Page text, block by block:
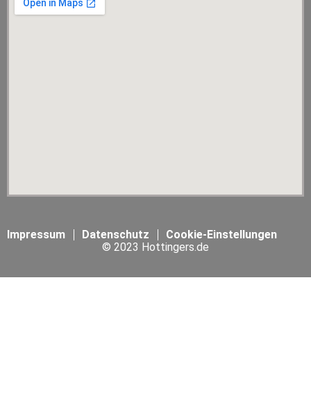
Impressum Datenschutz
Cookie-Einstellungen
© 2023 Hottingers.de